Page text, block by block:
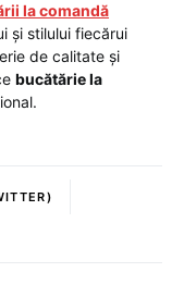
la comandă
și stilului fiecărui
de calitate și
bucătărie la